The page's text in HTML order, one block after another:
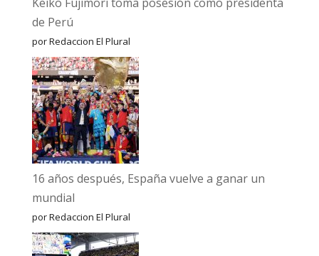
de Perú
por Redaccion El Plural
16 años después, España vuelve a ganar un
mundial
por Redaccion El Plural